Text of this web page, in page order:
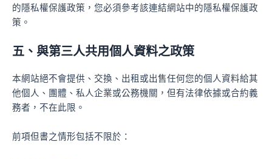
的隱私權保護政策，您必須參考該連結網站中的隱私權保護政
策。
五、與第三人共用個人資料之政策
本網站絕不會提供、交換、出租或出售任何您的個人資料給其
他個人、團體、私人企業或公務機關，但有法律依據或合約義
務者，不在此限。
前項但書之情形包括不限於：